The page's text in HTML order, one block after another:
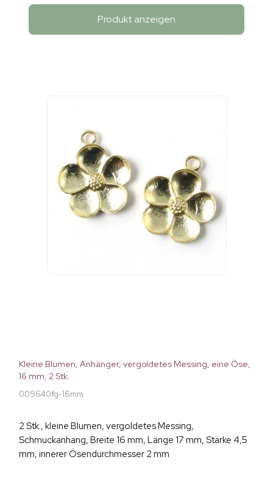
Produkt anzeigen
Kleine Blumen, Anhänger, vergoldetes Messing, eine Öse,
16 mm, 2 Stk.
009640fg-16mm
2 Stk., kleine Blumen, vergoldetes Messing,
Schmuckanhang, Breite 16 mm, Länge 17 mm, Stärke 4,5
mm, innerer Ösendurchmesser 2 mm